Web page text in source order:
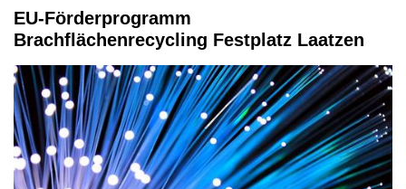
EU-Förderprogramm
Brachflächenrecycling Festplatz Laatzen